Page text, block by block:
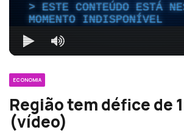
ESTE CONTEÚDO ESTÁ
MOMENTO INDISPONÍVEL
ECONOMIA
Região tem défice de
(vídeo)